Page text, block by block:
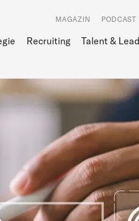
MAGAZIN PODCAST
Recruiting Talent &